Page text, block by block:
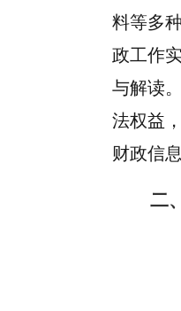
料等多
政工作
与解读
法权益
财政信
二